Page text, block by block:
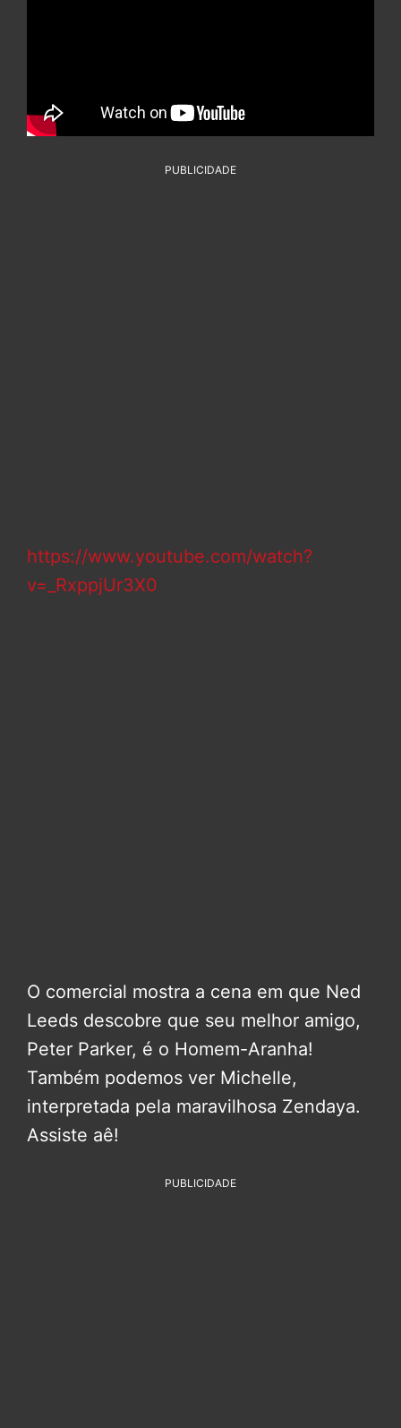
PUBLICIDADE
https://www.youtube.com/watch?
v=_RxppjUr3X0
O comercial mostra a cena em que Ned
Leeds descobre que seu melhor amigo,
Peter Parker, é o Homem-Aranha!
Também podemos ver Michelle,
interpretada pela maravilhosa Zendaya.
Assiste aê!
PUBLICIDADE